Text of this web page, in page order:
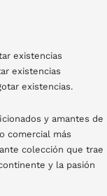
existencias
existencias
existencias.
y amantes de
comercial más
colección que trae
y la pasión